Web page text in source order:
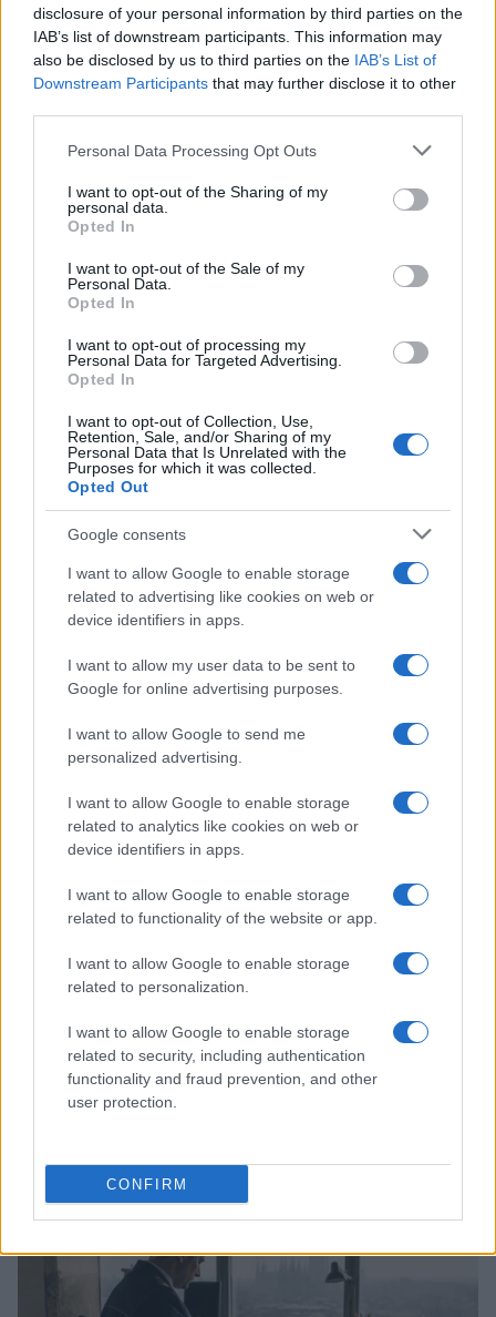
disclosure of your personal information by third parties on the
IAB’s list of downstream participants. This information may
also be disclosed by us to third parties on the IAB’s List of
Downstream Participants that may further disclose it to other
Please note that this website/app uses one or more Google
not limited to your visit or usage behaviour. You may click to
grant or deny consent to Google and its third-party tags to
use your data for below specified purposes in below Google
consent section.
Personal Data Processing Opt Outs
I want to opt-out of the Sharing of my
personal data.
Opted In
I want to opt-out of the Sale of my
Personal Data.
Opted In
I want to opt-out of processing my
Personal Data for Targeted Advertising.
Opted In
I want to opt-out of Collection, Use,
Retention, Sale, and/or Sharing of my
Personal Data that Is Unrelated with the
Purposes for which it was collected.
Opted Out
Google consents
I want to allow Google to enable storage
related to advertising like cookies on web or
device identifiers in apps.
I want to allow my user data to be sent to
Google for online advertising purposes.
I want to allow Google to send me
personalized advertising.
I want to allow Google to enable storage
related to analytics like cookies on web or
device identifiers in apps.
I want to allow Google to enable storage
related to functionality of the website or app.
I want to allow Google to enable storage
related to personalization.
I want to allow Google to enable storage
related to security, including authentication
functionality and fraud prevention, and other
user protection.
CONFIRM
AiAdhubMedia
Continua a leggere
Come scegliere le scarpe da running donna: comfort